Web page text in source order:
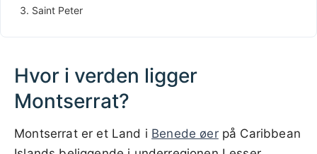
Saint Peter
Hvor i verden ligger
Montserrat?
Montserrat er et Land i Benede øerpå Caribbean